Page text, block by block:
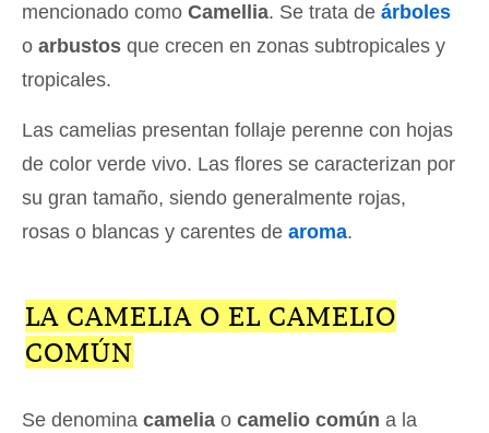
mencionado como Camellia. Se trata de árboles
o arbustos que crecen en zonas subtropicales y
tropicales.
Las camelias presentan follaje perenne con hojas
de color verde vivo. Las flores se caracterizan por
su gran tamaño, siendo generalmente rojas,
rosas o blancas y carentes de aroma.
LA CAMELIA O EL CAMELIO
COMÚN
Se denomina camelia o camelio común a la